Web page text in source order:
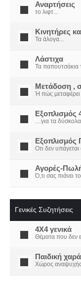
Αναρτήσεις
το λιφτ...
Κινητήρες
Τα άλογα...
Λάστιχα
Τα παπουτσάκια
Μετάδοση ,
Ή πώς μεταφέρει
Εξοπλισμός
....για τα δύσκολα
Εξοπλισμός
Οτι δεν υπάγεται
Αγορές-
Ό,τι σας πιάνει
Γενικές Συζητήσεις
4X4 γενικά
Θέματα που δεν
Παιδική χαρά
Χώρος αναψυχής